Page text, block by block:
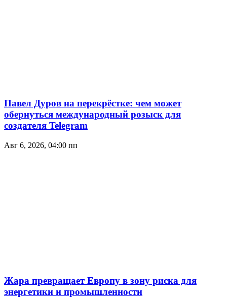
Павел Дуров на перекрёстке: чем может
обернуться международный розыск для
создателя Telegram
Авг 6, 2026, 04:00 пп
Жара превращает Европу в зону риска для
энергетики и промышленности